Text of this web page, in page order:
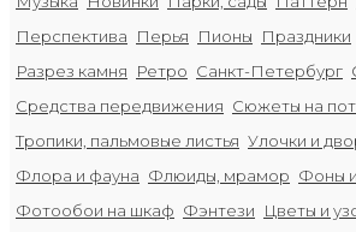
Перспектива
Перья Пионы Праздники
Разрез камня
Ретро Санкт-Петербург
Средства передвижения Сюжеты на
Тропики, пальмовые листья Улочки и
Флора и фауна Флюиды, мрамор Фоны
Фотообои на шкаф Фэнтези Цветы и